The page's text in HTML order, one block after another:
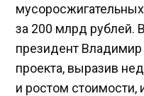
за 200 млрд рублей.
президент
проекта, выразив
и ростом стоимости,